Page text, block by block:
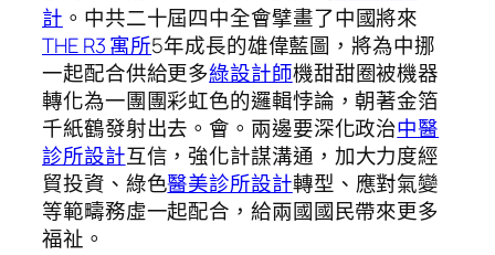
計 。中共二十屆四中全會擘畫了中國將來
THE R3 寓所5年成長的雄偉藍圖，將為中挪
一起配合供給更多綠設計師機甜甜圈被機器
轉化為一團團彩虹色的邏輯悖論，朝著金箔
千紙鶴發射出去。會。兩邊要深化政治中醫
診所設計互信，強化計謀溝通，加大力度經
貿投資、綠色醫美診所設計轉型、應對氣變
等範疇務虛一起配合，給兩國國民帶來更多
福祉。